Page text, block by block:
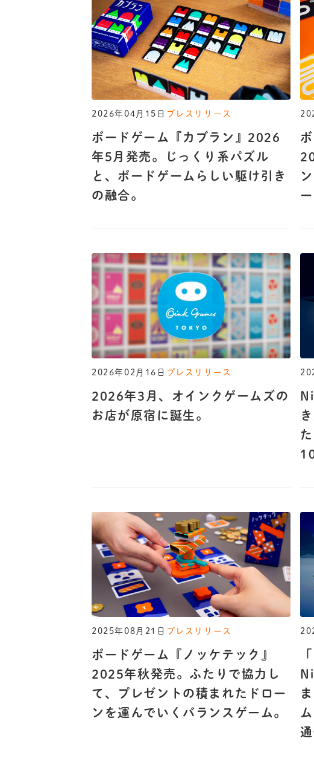
2026年04月15日 プレスリリース
ボードゲーム『カブラン』2026
年5月発売。じっくり系パズル
と、ボードゲームらしい駆け引き
の融合。
ー
2026年02月16日 プレスリリース
2026年3月、オインクゲームズの
お店が原宿に誕生。
2025年08月21日 プレスリリース
ボードゲーム『ノッケテック』
2025年秋発売。ふたりで協力し
て、プレゼントの積まれたドロー
ンを運んでいくバランスゲーム。